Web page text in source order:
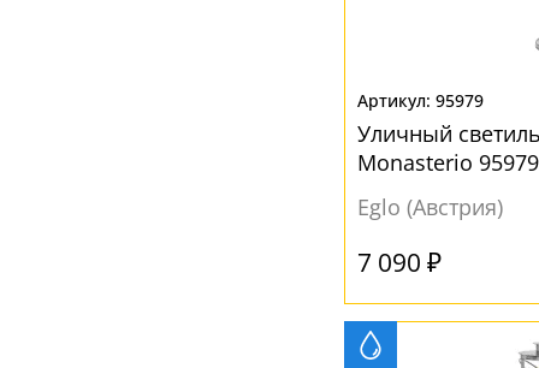
95979
Уличный
Monasterio
Eglo (Австрия)
7 090 ₽